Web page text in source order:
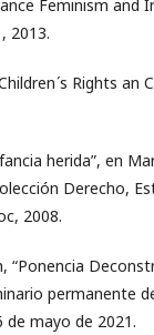
Feminism and
2013.
́s Rights an
herida”, en
Derecho,
2008.
“Ponencia
permanente
de mayo de 2021.